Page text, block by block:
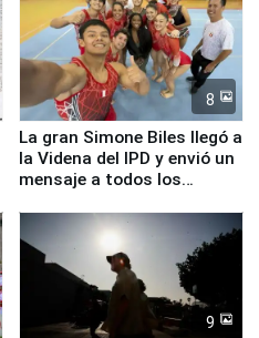
8
La gran Simone Biles llegó a
la Videna del IPD y envió un
mensaje a todos los
9